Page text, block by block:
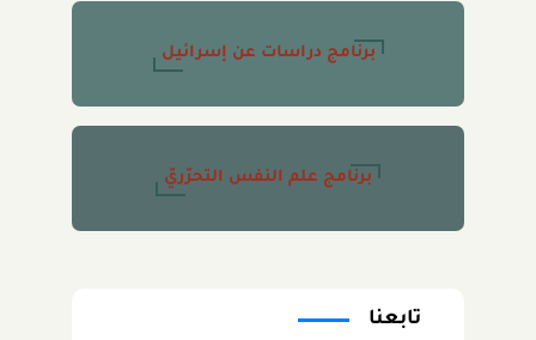
برنامج دراسات عن إسرائيل
برنامج علم النفس التحرّريّ
تابعنا